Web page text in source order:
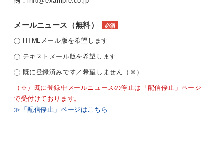
メールニュース（無料） 必須
HTMLメール版を希望します
テキストメール版を希望します
既に登録済みです／希望しません（※）
（※）既に登録中メールニュースの停止は「配信停止」ページ
で受付けております。
≫「配信停止」ページはこちら